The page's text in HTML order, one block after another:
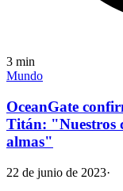
3 min
Mundo
OceanGate
Titán: "Nuestros
almas"
22 de junio de 2023·